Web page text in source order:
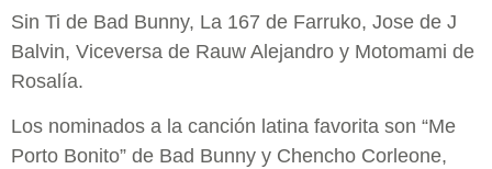
Sin Ti de Bad Bunny, La 167 de Farruko, Jose de J
Balvin, Viceversa de Rauw Alejandro y Motomami de
Rosalía.
Los nominados a la canción latina favorita son “Me
Porto Bonito” de Bad Bunny y Chencho Corleone,